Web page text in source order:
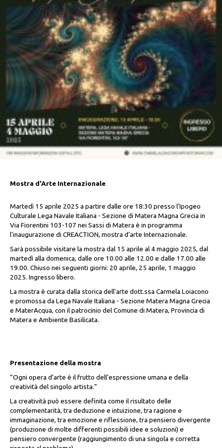
Mostra d'Arte Internazionale
Martedì 15 aprile 2025 a partire dalle ore 18:30 presso l'Ipogeo
Culturale Lega Navale Italiana - Sezione di Matera Magna Grecia in
Via Fiorentini 103-107 nei Sassi di Matera è in programma
l'inaugurazione di CREACTION, mostra d’arte Internazionale.
Sarà possibile visitare la mostra dal 15 aprile al 4 maggio 2025, dal
martedì alla domenica, dalle ore 10.00 alle 12.00 e dalle 17.00 alle
19.00. Chiuso nei seguenti giorni: 20 aprile, 25 aprile, 1 maggio
2025. Ingresso libero.
La mostra è curata dalla storica dell'arte dott.ssa Carmela Loiacono
e promossa da Lega Navale Italiana - Sezione Matera Magna Grecia
e MaterAcqua, con il patrocinio del Comune di Matera, Provincia di
Matera e Ambiente Basilicata.
Presentazione della mostra
“Ogni opera d’arte è il frutto dell’espressione umana e della
creatività del singolo artista.”
La creatività può essere definita come il risultato delle
complementarità, tra deduzione e intuizione, tra ragione e
immaginazione, tra emozione e riflessione, tra pensiero divergente
(produzione di molte differenti possibili idee e soluzioni) e
pensiero convergente (raggiungimento di una singola e corretta